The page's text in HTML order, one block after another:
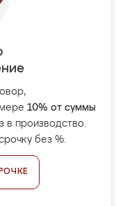
10% от суммы
в производство.
без %.